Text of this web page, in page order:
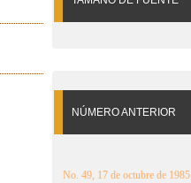
NÚMERO ANTERIOR
No. 49, 17 de octubre de 1985